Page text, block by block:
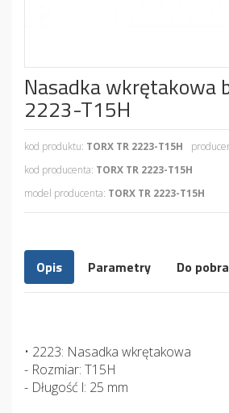
Nasadka wkrętakowa
2223-T15H
kod produktu: TORX TR 2223-T15H
kod producenta: TORX TR 2223-T15H
model producenta: TORX TR 2223-T15H
Opis Parametry Do
• 2223: Nasadka wkrętakowa
- Rozmiar: T15H
- Długość l: 25 mm